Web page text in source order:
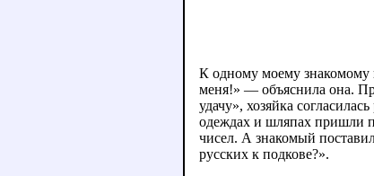
К одному моему знакомому
меня!» — объяснила она.
удачу», хозяйка
одеждах и шляпах пришли
чисел. А знакомый
русских к подкове?».